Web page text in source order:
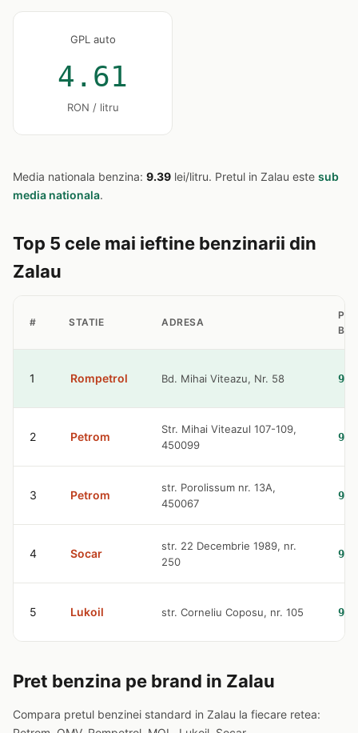
GPL auto
4.61
RON / litru
Media nationala benzina: 9.39 lei/litru. Pretul in Zalau este sub
media nationala.
Top 5 cele mai ieftine benzinarii din
Zalau
# STATIE ADRESA
1 Rompetrol Bd. Mihai Viteazu, Nr. 58
2 Petrom
Str. Mihai Viteazul 107-109,
450099
3 Petrom
str. Porolissum nr. 13A,
450067
4 Socar
str. 22 Decembrie 1989, nr.
250
5 Lukoil str. Corneliu Coposu, nr. 105
Pret benzina pe brand in Zalau
Compara pretul benzinei standard in Zalau la fiecare retea: